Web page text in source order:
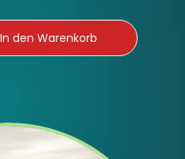
In den Warenkorb